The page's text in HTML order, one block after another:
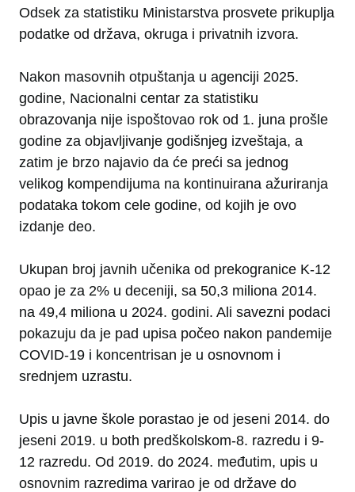
Odsek za statistiku Ministarstva prosvete prikuplja
podatke od država, okruga i privatnih izvora.
Nakon masovnih otpuštanja u agenciji 2025.
godine, Nacionalni centar za statistiku
obrazovanja nije ispoštovao rok od 1. juna prošle
godine za objavljivanje godišnjeg izveštaja, a
zatim je brzo najavio da će preći sa jednog
velikog kompendijuma na kontinuirana ažuriranja
podataka tokom cele godine, od kojih je ovo
izdanje deo.
Ukupan broj javnih učenika od prekogranice K-12
opao je za 2% u deceniji, sa 50,3 miliona 2014.
na 49,4 miliona u 2024. godini. Ali savezni podaci
pokazuju da je pad upisa počeo nakon pandemije
COVID-19 i koncentrisan je u osnovnom i
srednjem uzrastu.
Upis u javne škole porastao je od jeseni 2014. do
jeseni 2019. u both predškolskom-8. razredu i 9-
12 razredu. Od 2019. do 2024. međutim, upis u
osnovnim razredima varirao je od države do